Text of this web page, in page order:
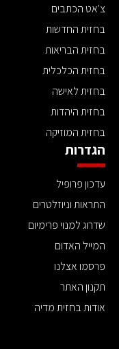
צ'אט הכתבים
בחזית החדשות
בחזית הבריאות
בחזית הכלכלית
בחזית לאישה
בחזית היהדות
בחזית המוזיקה
הגדרות
עדכון פרופיל
התראות וניוזלטרים
שדרוג למנוי פרימיום
המייל האדום
פרסמו אצלנו
תקנון האתר
אודות בחזית מדיה